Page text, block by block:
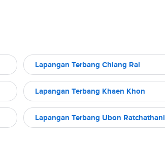
Lapangan Terbang Chiang Rai
Lapangan Terbang Khaen Khon
Lapangan Terbang Ubon Ratchathani